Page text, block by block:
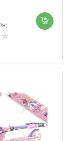
PU, 83A (guma)
★